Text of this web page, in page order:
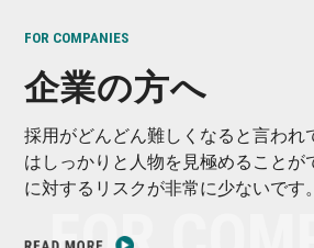
FOR COMPANIES
企業の方へ
採用がどんどん難しくなると言われ
はしっかりと人物を見極めることが
に対するリスクが非常に少ないです。